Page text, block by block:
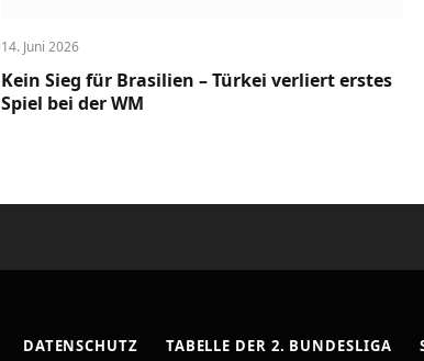
14. Juni 2026
Kein Sieg für Brasilien – Türkei verliert erstes
Spiel bei der WM
DATENSCHUTZ TABELLE DER 2. BUNDESLIGA